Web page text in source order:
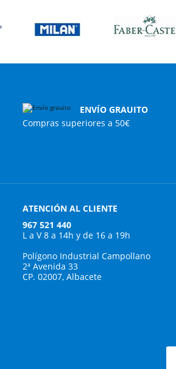
ENVÍO GRAUITO
Compras superiores a 50€
ATENCIÓN AL CLIENTE
967 521 440
L a V 8 a 14h y de 16 a 19h
Polígono Industrial Campollano
2ª Avenida 33
CP. 02007, Albacete